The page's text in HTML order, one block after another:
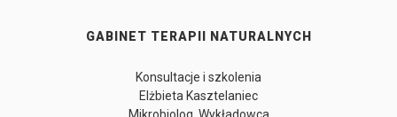
GABINET TERAPII NATURALNYCH
Konsultacje i szkolenia
Elżbieta Kasztelaniec